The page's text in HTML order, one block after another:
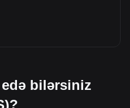
bilərsiniz